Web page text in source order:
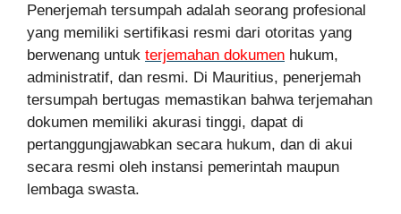
Penerjemah tersumpah adalah seorang profesional
yang memiliki sertifikasi resmi dari otoritas yang
berwenang untuk terjemahan dokumen hukum,
administratif, dan resmi. Di Mauritius, penerjemah
tersumpah bertugas memastikan bahwa terjemahan
dokumen memiliki akurasi tinggi, dapat di
pertanggungjawabkan secara hukum, dan di akui
secara resmi oleh instansi pemerintah maupun
lembaga swasta.